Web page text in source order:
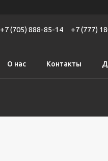
+7 (705) 888-85-14 +7 (777)
О нас Контакты